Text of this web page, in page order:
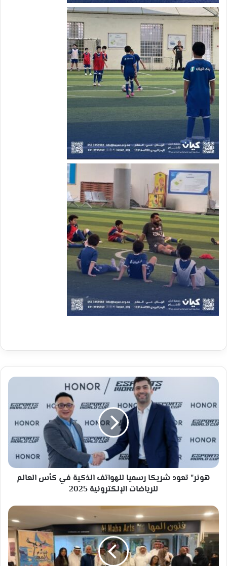
هونر"
شريكا
للهواتف
الذكية
في
كأس
العالم
للرياضات
هونر" تعود شريكا رسميا للهواتف الذكية في كأس العالم
للرياضات الإلكترونية 2025
*
د.
علي
ناقور
يفتتح